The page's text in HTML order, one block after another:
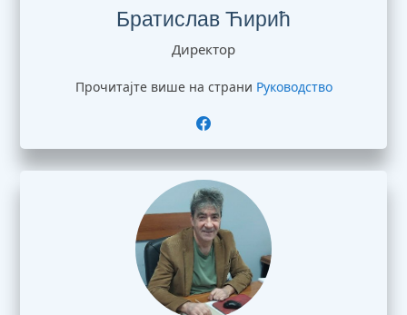
Братислав Ћирић
Директор
Прочитајте више на страни Руководство